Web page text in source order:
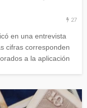
27
en una entrevista
cifras corresponden
a la aplicación